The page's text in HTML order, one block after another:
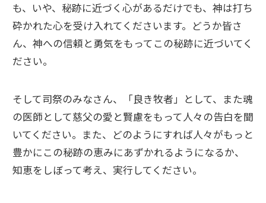
も、いや、秘跡に近づく心があるだけでも、神は打ち
砕かれた心を受け入れてくださいます。どうか皆さ
ん、神への信頼と勇気をもってこの秘跡に近づいてく
ださい。
そして司祭のみなさん、「良き牧者」として、また魂
の医師として慈父の愛と賢慮をもって人々の告白を聞
いてください。また、どのようにすれば人々がもっと
豊かにこの秘跡の恵みにあずかれるようになるか、
知恵をしぼって考え、実行してください。